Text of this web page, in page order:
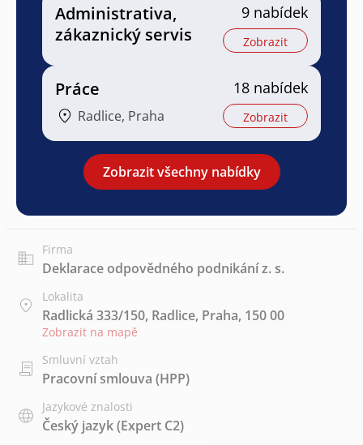
Administrativa,
zákaznický servis
9 nabídek
Zobrazit
Práce
Radlice, Praha
18 nabídek
Zobrazit
Zobrazit všechny nabídky
Firma
Deklarace odpovědného podnikání z. s.
Lokalita
Radlická 333/150, Radlice, Praha, 150 00
Zobrazit na mapě
Smluvní vztah
Pracovní smlouva (HPP)
Jazykové znalosti
Český jazyk(Expert C2)